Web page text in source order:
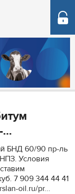
БНД 60/90 пр-ль
Условия
7 909 344 44 41
oil.ru/pr...